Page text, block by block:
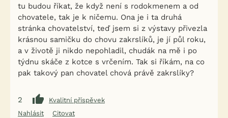
tu budou říkat, že když není s rodokmenem a od
chovatele, tak je k ničemu. Ona je i ta druhá
stránka chovatelství, teď jsem si z výstavy přivezla
krásnou samičku do chovu zakrslíků, je jí půl roku,
a v životě ji nikdo nepohladil, chudák na mě i po
týdnu skáče z kotce s vrčením. Tak si říkám, na co
pak takový pan chovatel chová právě zakrslíky?
2
Kvalitní příspěvek
Nahlásit
Citovat